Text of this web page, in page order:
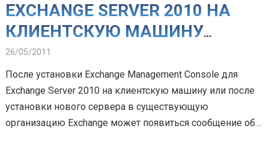
EXCHANGE SERVER 2010 НА
КЛИЕНТСКУЮ МАШИНУ
ПОЛУЧАЕМ СООБЩЕНИЕ ОБ
ОШИБКЕ: “THE OPERATION
COULDN’T BE COMPLETED
BECAUSE A CHANGE OCCURED
26/05/2011
После установки Exchange Management Console для
Exchange Server 2010 на клиентскую машину или после
установки нового сервера в существующую
организацию Exchange может появиться сообщение об